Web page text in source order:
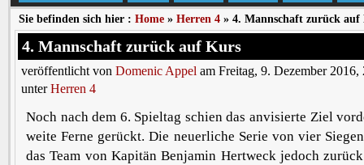
Sie befinden sich hier : Home » Herren 4 » 4. Mannschaft zurück auf
4. Mannschaft zurück auf Kurs
veröffentlicht von Domenic Appel am Freitag, 9. Dezember
unterHerren 4
Noch nach dem 6. Spieltag schien das anvisierte Ziel
weite Ferne gerückt. Die neuerliche Serie von vier
das Team von Kapitän Benjamin Hertweck jedoch